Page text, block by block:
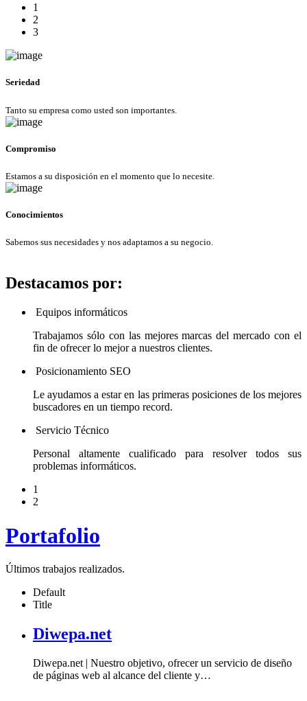
1
2
3
Seriedad
Tanto su empresa como usted son importantes.
Compromiso
Estamos a su disposición en el momento que lo necesite.
Conocimientos
Sabemos sus necesidades y nos adaptamos a su negocio.
Destacamos por:
Equipos informáticos
Trabajamos sólo con las mejores marcas del mercado con el
fin de ofrecer lo mejor a nuestros clientes.
Posicionamiento SEO
Le ayudamos a estar en las primeras posiciones de los mejores
buscadores en un tiempo record.
Servicio Técnico
Personal altamente cualificado para resolver todos sus
problemas informáticos.
1
2
Portafolio
Últimos trabajos realizados.
Default
Title
Diwepa.net
Diwepa.net | Nuestro objetivo, ofrecer un servicio de diseño
de páginas web al alcance del cliente y…